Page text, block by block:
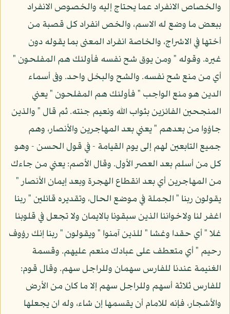
والخصاص الانفراد عما يحتاج إليه والخصوص الانفراد
ببعض ما وضع له الاسم، والخص انفراد كل قصبة من
أختها في الاشراج، والخاصة انفراد المعنى بما يقوله دون
غيره. وقوله " ومن يوق شح نفسه فأولئك هم المفلحون "
أي من منع شح نفسه. والشح والبخل واحد. وفى أسماء
الدين هو منع الواجب " فأولئك هم المفلحون " يعني
المنجحين الفائزين بثواب الله ونعيم جنته. ثم قال " والذين
جاؤوا من بعدهم " يعني بعد المهاجرين والأنصار، وهم
جميع التابعين لهم إلى يوم القيامة - في قول الحسن - وهو
كل من أسلم بعد العصر الأول. وقال الأصم: يعني من جاءك
من المهاجرين أي بعد انقطاع الهجرة وبعد إيمان الأنصار "
يقولون ربنا " الجملة في موضع الحال، وتقديره قائلين " ربنا
اغفر لنا ولاخواننا الذين سبقونا بالايمان ولا تجعل في قلوبنا
غلا " أي حقدا وغشا " للذين آمنوا " ويقولون " ربنا إنك رؤوف
رحيم " أي متعطف على عبادك منعم عليهم. وقسمة
الغنيمة عندنا للفارس سهمان وللراجل سهم. وقال قوم:
للفارس ثلاثة أسهم وللراجل سهم إلا ما كان من الأرض
والأشجار، فإنه للامام أن يقسمها إن شاء، وله ان يجعلها